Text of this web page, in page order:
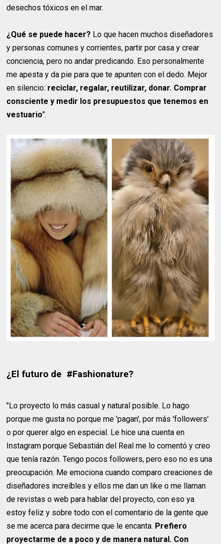
desechos tóxicos en el mar.
¿Qué se puede hacer? Lo que hacen muchos diseñadores
y personas comunes y corrientes, partir por casa y crear
conciencia, pero no andar predicando. Eso personalmente
me apesta y da pie para que te apunten con el dedo. Mejor
en silencio: reciclar, regalar, reutilizar, donar. Comprar
consciente y medir los presupuestos que tenemos en
vestuario".
¿El futuro de #Fashionature?
"Lo proyecto lo más casual y natural posible. Lo hago
porque me gusta no porque me 'pagan', por más 'followers'
o por querer algo en especial. Le hice una cuenta en
Instagram porque Sebastián del Real me lo comentó y creo
que tenía razón. Tengo pocos followers, pero eso no es una
preocupación. Me emociona cuando comparo creaciones de
diseñadores increíbles y ellos me dan un like o me llaman
de revistas o web para hablar del proyecto, con eso ya
estoy feliz y sobre todo con el comentario de la gente que
se me acerca para decirme que le encanta. Prefiero
proyectarme de a poco y de manera natural. Con